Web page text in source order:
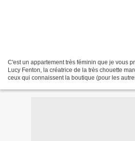
C'est un appartement très féminin que je vous
Lucy Fenton, la créatrice de la très chouette
ceux qui connaissent la boutique (pour les